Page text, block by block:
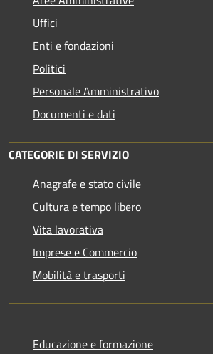
Uffici
Enti e fondazioni
Politici
Personale Amministrativo
Documenti e dati
CATEGORIE DI SERVIZIO
Anagrafe e stato civile
Cultura e tempo libero
Vita lavorativa
Imprese e Commercio
Mobilità e trasporti
Educazione e formazione